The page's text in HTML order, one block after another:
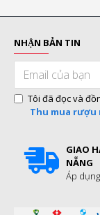
NHẬN BẢN TIN
Tôi đã đọc và
Thu mua rượu
GIAO
NẴNG
Áp